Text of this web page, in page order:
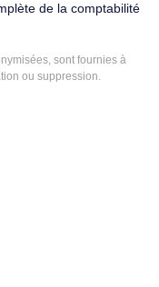
de la comptabilité
sont fournies à
ou suppression.